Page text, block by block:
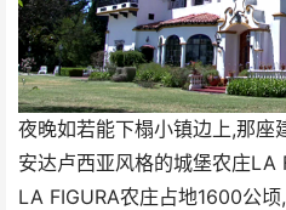
夜晚如若能下榻小镇边上,那座
安达卢西亚风格的城堡农庄LA
LA FIGURA农庄占地1600公